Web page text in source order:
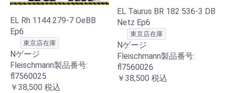
EL Rh 1144 279-7 OeBB
Ep6
東京店在庫
Nゲージ
Fleischmann製品番号:
fl7560025
￥38,500 税込
EL Taurus BR 182 536-3 DB
Netz Ep6
東京店在庫
Nゲージ
Fleischmann製品番号:
fl7560026
￥38,500 税込